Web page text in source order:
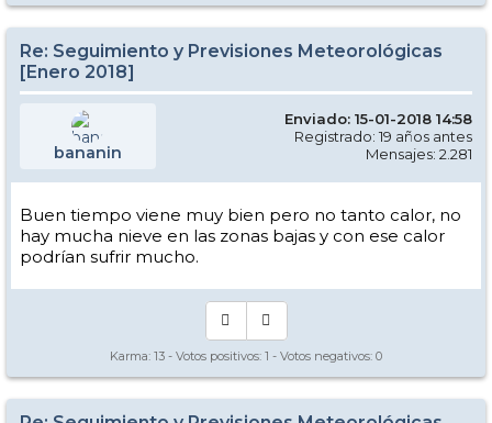
Re: Seguimiento y Previsiones Meteorológicas
[Enero 2018]
bananin
Enviado: 15-01-2018 14:58
Registrado: 19 años antes
Mensajes: 2.281
Buen tiempo viene muy bien pero no tanto calor, no
hay mucha nieve en las zonas bajas y con ese calor
podrían sufrir mucho.
Karma: 13 - Votos positivos: 1 - Votos negativos: 0